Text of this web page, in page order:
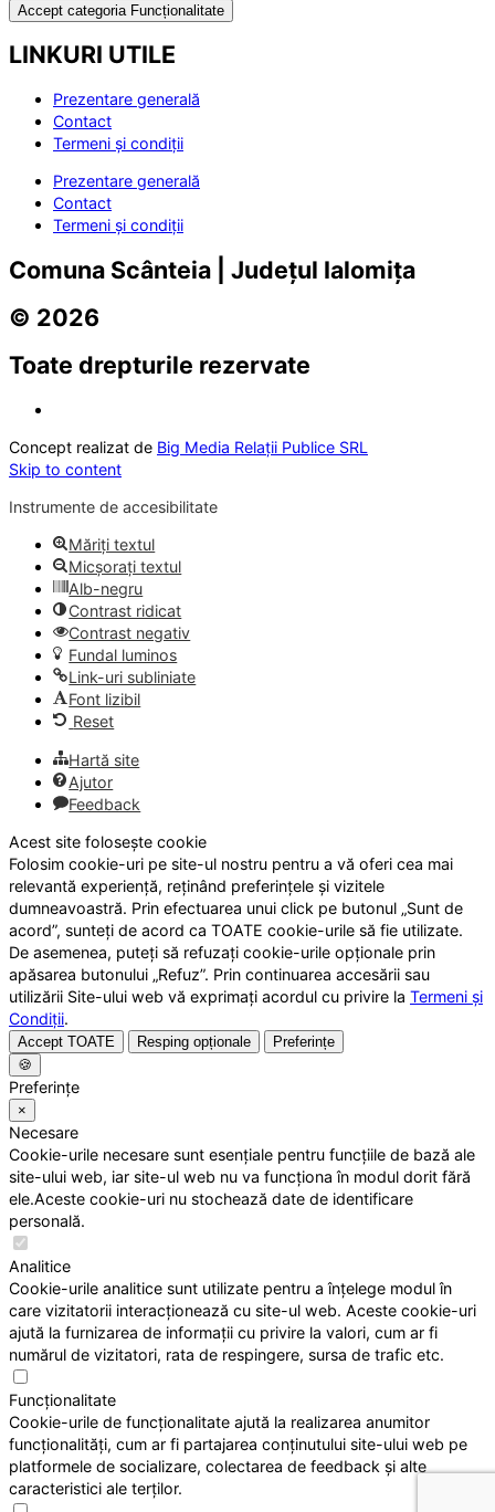
Accept categoria Funcționalitate
LINKURI UTILE
Prezentare generală
Contact
Termeni și condiții
Prezentare generală
Contact
Termeni și condiții
Comuna Scânteia | Județul Ialomița
© 2026
Toate drepturile rezervate
Concept realizat de Big Media Relații Publice SRL
Skip to content
Instrumente de accesibilitate
Măriți textul
Micșorați textul
Alb-negru
Contrast ridicat
Contrast negativ
Fundal luminos
Link-uri subliniate
Font lizibil
Reset
Hartă site
Ajutor
Feedback
Acest site folosește cookie
Folosim cookie-uri pe site-ul nostru pentru a vă oferi cea mai
relevantă experiență, reținând preferințele și vizitele
dumneavoastră. Prin efectuarea unui click pe butonul „Sunt de
acord”, sunteți de acord ca TOATE cookie-urile să fie utilizate.
De asemenea, puteți să refuzați cookie-urile opționale prin
apăsarea butonului „Refuz”. Prin continuarea accesării sau
utilizării Site-ului web vă exprimați acordul cu privire la Termeni și
Condiții.
Accept TOATE Resping opționale
Preferințe
🍪
Preferințe
×
Necesare
Cookie-urile necesare sunt esențiale pentru funcțiile de bază ale
site-ului web, iar site-ul web nu va funcționa în modul dorit fără
ele.Aceste cookie-uri nu stochează date de identificare
personală.
Analitice
Cookie-urile analitice sunt utilizate pentru a înțelege modul în
care vizitatorii interacționează cu site-ul web. Aceste cookie-uri
ajută la furnizarea de informații cu privire la valori, cum ar fi
numărul de vizitatori, rata de respingere, sursa de trafic etc.
Funcționalitate
Cookie-urile de funcționalitate ajută la realizarea anumitor
funcționalități, cum ar fi partajarea conținutului site-ului web pe
platformele de socializare, colectarea de feedback și alte
caracteristici ale terților.